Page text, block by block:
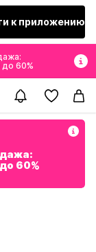
к приложению
60%
60%